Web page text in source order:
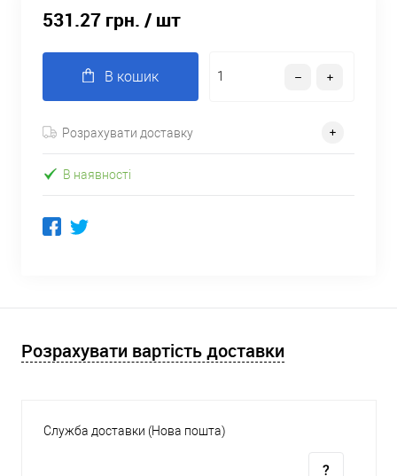
531.27 грн. / шт
В кошик
Розрахувати доставку
В наявності
Розрахувати вартість доставки
Служба доставки (Нова пошта)